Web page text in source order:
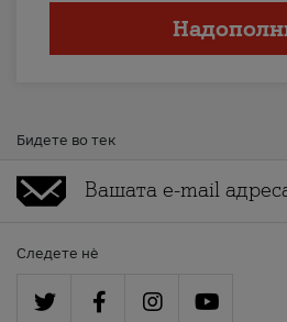
Бидете во тек
Следете нè